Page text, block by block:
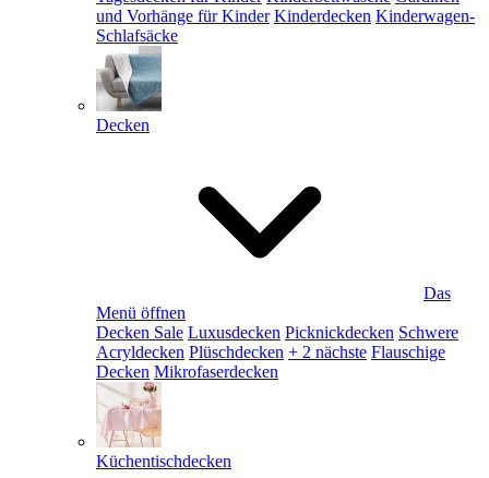
und Vorhänge für Kinder Kinderdecken Kinderwagen-
Schlafsäcke
Decken
Das
Menü öffnen
Decken Sale Luxusdecken Picknickdecken Schwere
Acryldecken Plüschdecken + 2 nächste Flauschige
Decken Mikrofaserdecken
Küchentischdecken